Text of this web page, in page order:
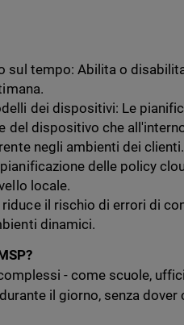
sul tempo: Abilita o
dei dispositivi: Le
del dispositivo che
negli ambienti dei clienti.
delle policy
locale.
il rischio di errori di
dinamici.
- come scuole,
il giorno, senza